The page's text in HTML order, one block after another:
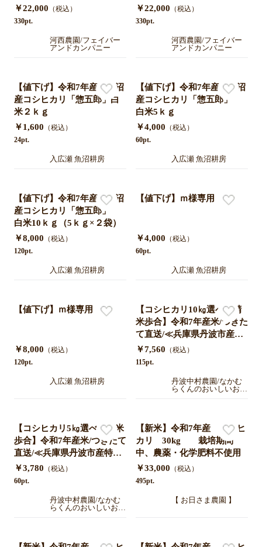
米 予約スタート | 埼玉県産|
河西農園 (フェイバーアンド
￥22,000 （税込）
330pt.
河西農園/フェイバー
アンドカンパニー
米予約スタート| 埼玉県産|
河西農園 (フェイバーアンド
￥22,000 （税込）
330pt.
河西農園/フェイバー
アンドカンパニー
【値下げ】令和7年産 魚沼
産コシヒカリ「惣五郎」白
米２ｋｇ
￥1,600 （税込）
24pt.
入広瀬 魚沼耕房
【値下げ】令和7年産 魚沼
産コシヒカリ「惣五郎」
白米5ｋｇ
￥4,000 （税込）
60pt.
入広瀬 魚沼耕房
【値下げ】令和7年産 魚沼
産コシヒカリ「惣五郎」
白米10ｋｇ（5ｋｇ×２袋）
￥8,000 （税込）
120pt.
入広瀬 魚沼耕房
【値下げ】ｍ様専用
￥4,000 （税込）
60pt.
入広瀬 魚沼耕房
【値下げ】ｍ様専用（10）
￥8,000 （税込）
120pt.
入広瀬 魚沼耕房
【コシヒカリ10㎏選べる精
米歩合】令和7年産米/つきた
て直送/≪兵庫県丹波市産特
別栽培米≫なかむらくんの
おいしいお米
￥7,560 （税込）
115pt.
丹波中村農園/なかむ
らくんのおいしいお米
【コシヒカリ5㎏選べる精米
歩合】令和7年産米/つきたて
直送/≪兵庫県丹波市産特別
栽培米≫なかむらくんのお
いしいお米
￥3,780 （税込）
60pt.
丹波中村農園/なかむ
らくんのおいしいお米
【新米】令和7年産 ヒノヒ
カリ 30kg 栽培期間
中、農薬・化学肥料不使用
￥33,000 （税込）
495pt.
【 お日さま農園 】